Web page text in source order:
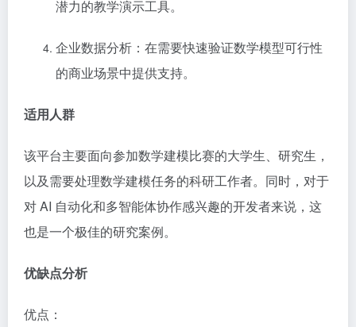
潜力的教学演示工具。
企业数据分析：在需要快速验证数学模型可行性
的商业场景中提供支持。
适用人群
该平台主要面向参加数学建模比赛的大学生、研究生，
以及需要处理数学建模任务的科研工作者。同时，对于
对 AI 自动化和多智能体协作感兴趣的开发者来说，这
也是一个极佳的研究案例。
优缺点分析
优点：